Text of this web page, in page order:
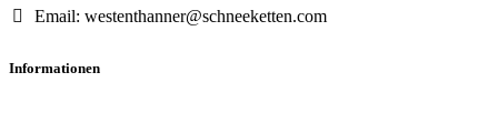
Email: westenthanner@schneeketten.com
Informationen